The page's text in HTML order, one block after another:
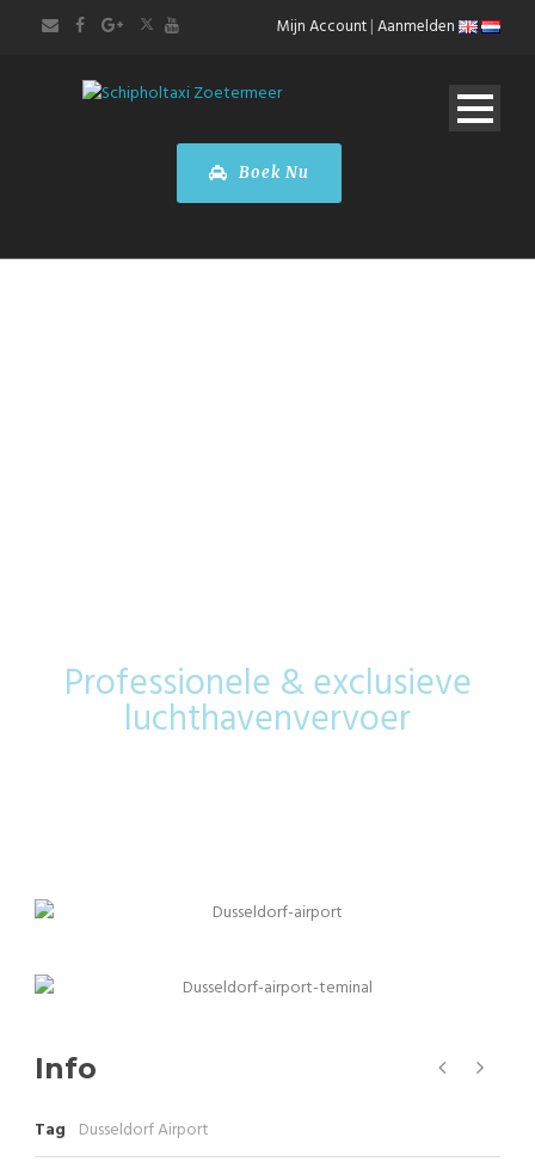
Mijn Account|Aanmelden
Boek Nu
Professionele & exclusieve
luchthavenvervoer
Info
Tag Dusseldorf Airport